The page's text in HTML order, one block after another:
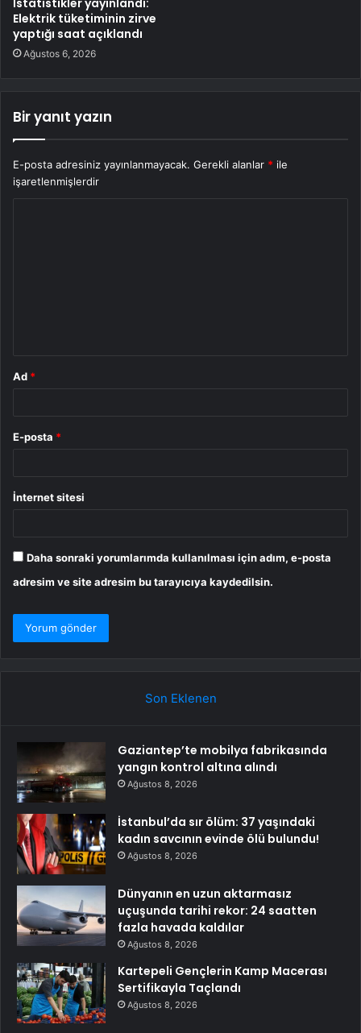
Elektrik tüketiminin zirve
yaptığı saat açıklandı
Ağustos 6, 2026
Bir yanıt yazın
E-posta adresiniz yayınlanmayacak. Gerekli alanlar * ile
işaretlenmişlerdir
Ad *
E-posta *
İnternet sitesi
Daha sonraki yorumlarımda kullanılması için adım, e-posta
adresim ve site adresim bu tarayıcıya kaydedilsin.
Son Eklenen
Gaziantep’te mobilya fabrikasında
yangın kontrol altına alındı
Ağustos 8, 2026
İstanbul’da sır ölüm: 37 yaşındaki
kadın savcının evinde ölü bulundu!
Ağustos 8, 2026
Dünyanın en uzun aktarmasız
uçuşunda tarihi rekor: 24 saatten
fazla havada kaldılar
Ağustos 8, 2026
Kartepeli Gençlerin Kamp Macerası
Sertifikayla Taçlandı
Ağustos 8, 2026